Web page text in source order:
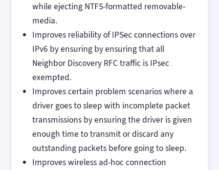
while ejecting NTFS-formatted removable-
media.
Improves reliability of IPSec connections over
IPv6 by ensuring by ensuring that all
Neighbor Discovery RFC traffic is IPsec
exempted.
Improves certain problem scenarios where a
driver goes to sleep with incomplete packet
transmissions by ensuring the driver is given
enough time to transmit or discard any
outstanding packets before going to sleep.
Improves wireless ad-hoc connection